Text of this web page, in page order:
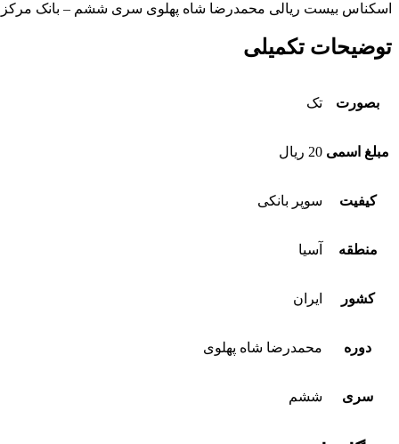
اسکناس بیست ریالی محمدرضا شاه پهلوی سری ششم – بانک
توضیحات تکمیلی
بصورت تک
مبلغ اسمی 20 ریال
کیفیت سوپر بانکی
منطقه آسیا
کشور ایران
دوره محمدرضا شاه پهلوی
سری ششم